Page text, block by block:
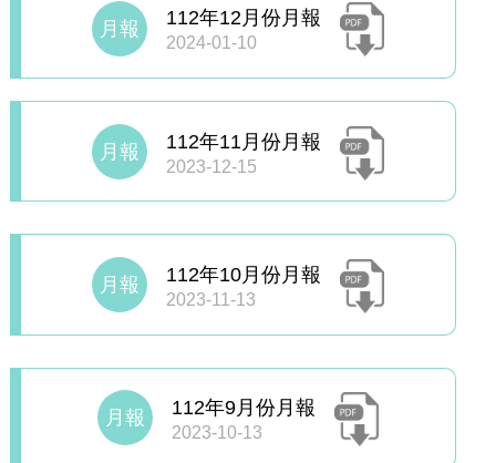
月報 112年12月份月報
2024-01-10
月報 112年11月份月報
2023-12-15
月報 112年10月份月報
2023-11-13
月報 112年9月份月報
2023-10-13